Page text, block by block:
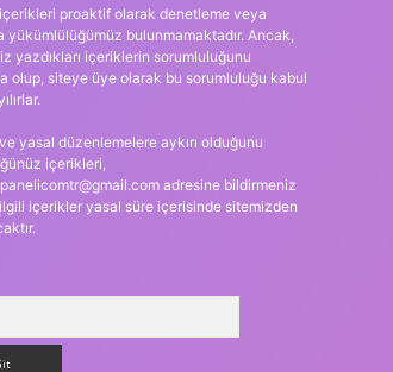
proaktif olarak denetleme veya
yükümlülüğümüz bulunmamaktadır. Ancak,
yazdıkları içeriklerin sorumluluğunu
olup, siteye üye olarak bu sorumluluğu kabul
yasal düzenlemelere aykırı olduğunu
içerikleri,
adresine bildirmeniz
içerikler yasal süre içerisinde sitemizden